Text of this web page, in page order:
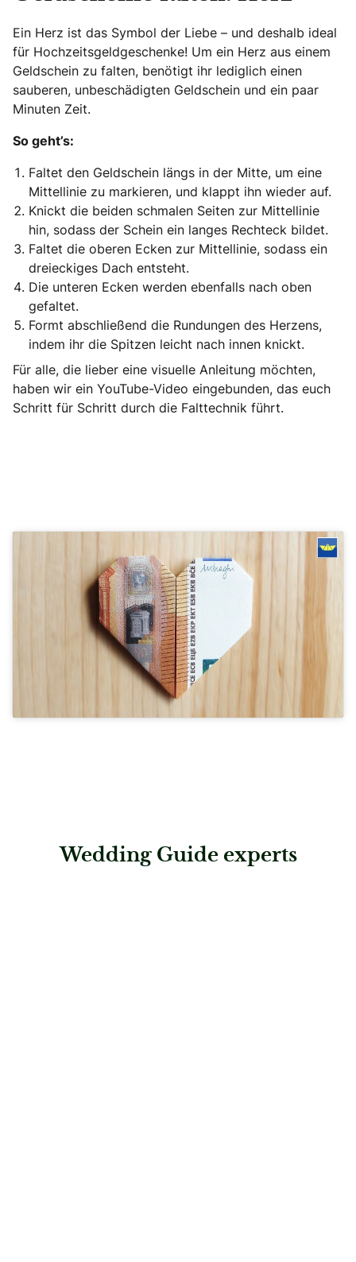
Ein Herz ist das Symbol der Liebe – und deshalb ideal
für Hochzeitsgeldgeschenke! Um ein Herz aus einem
Geldschein zu falten, benötigt ihr lediglich einen
sauberen, unbeschädigten Geldschein und ein paar
Minuten Zeit.
So geht’s:
Faltet den Geldschein längs in der Mitte, um eine
Mittellinie zu markieren, und klappt ihn wieder auf.
Knickt die beiden schmalen Seiten zur Mittellinie
hin, sodass der Schein ein langes Rechteck bildet.
Faltet die oberen Ecken zur Mittellinie, sodass ein
dreieckiges Dach entsteht.
Die unteren Ecken werden ebenfalls nach oben
gefaltet.
Formt abschließend die Rundungen des Herzens,
indem ihr die Spitzen leicht nach innen knickt.
Für alle, die lieber eine visuelle Anleitung möchten,
haben wir ein YouTube-Video eingebunden, das euch
Schritt für Schritt durch die Falttechnik führt.
Wedding Guide experts